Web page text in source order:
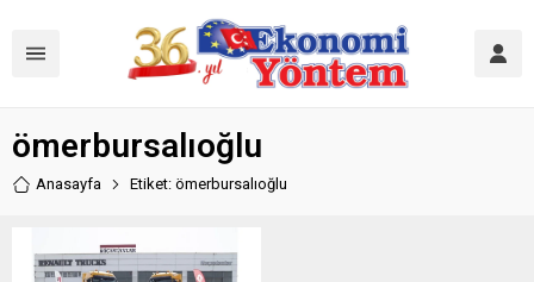
ömerbursalıoğlu
Anasayfa Etiket: ömerbursalıoğlu